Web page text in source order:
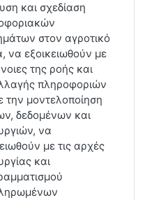
και σχεδίαση
στον αγροτικό
να εξοικειωθούν με
της ροής και
πληροφοριών
την μοντελοποίηση
δεδομένων και
να
με τις αρχές
και